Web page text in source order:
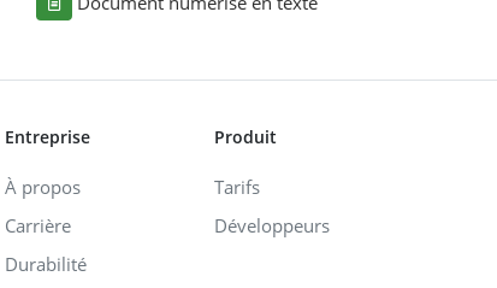
Entreprise
À propos
Carrière
Durabilité
Produit
Tarifs
Développeurs